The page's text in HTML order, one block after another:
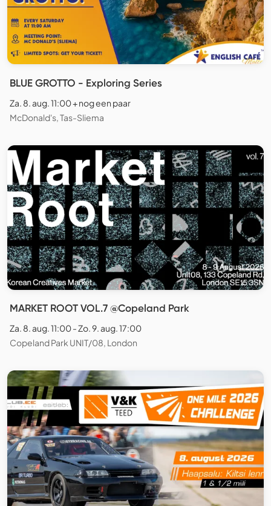
BLUE GROTTO - Exploring Series
Za. 8. aug. 11:00 + nog een paar
McDonald's, Tas-Sliema
MARKET ROOT VOL.7 @Copeland Park
Za. 8. aug. 11:00 - Zo. 9. aug. 17:00
Copeland Park UNIT/08, London